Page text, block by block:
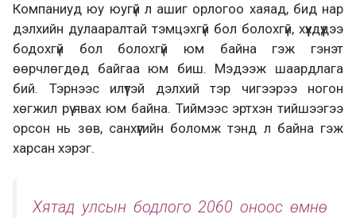
Компаниуд юу юугүй л ашиг орлогоо хаяад, бид нар
дэлхийн дулааралтай тэмцэхгүй бол болохгүй, хүүхдүүдээ
бодохгүй бол болохгүй юм байна гэж гэнэт
өөрчлөгдөд байгаа юм биш. Мэдээж шаардлага
бий. Тэрнээс илүүтэй дэлхий тэр чигээрээ ногон
хөгжил рүү явах юм байна. Тиймээс эртхэн тийшээгээ
орсон нь зөв, санхүүгийн боломж тэнд л байна гэж
харсан хэрэг.
Хятад улсын бодлого 2060 оноос өмнө